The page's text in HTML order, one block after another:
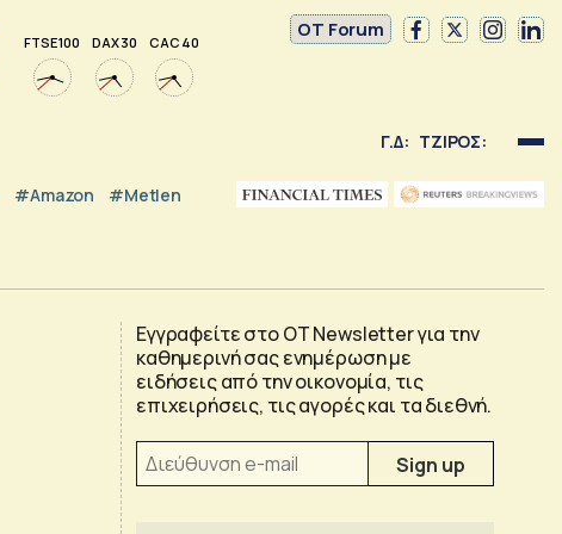
FTSE 100 DAX 30 CAC 40
OT Forum
Γ.Δ: ΤΖΙΡΟΣ:
#Amazon #Metlen
Εγγραφείτε στο OT Newsletter για την
καθημερινή σας ενημέρωση με
ειδήσεις από την οικονομία, τις
επιχειρήσεις, τις αγορές και τα διεθνή.